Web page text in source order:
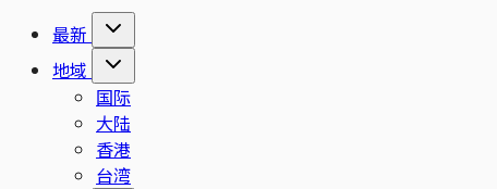
最新
地域
国际
大陆
香港
台湾